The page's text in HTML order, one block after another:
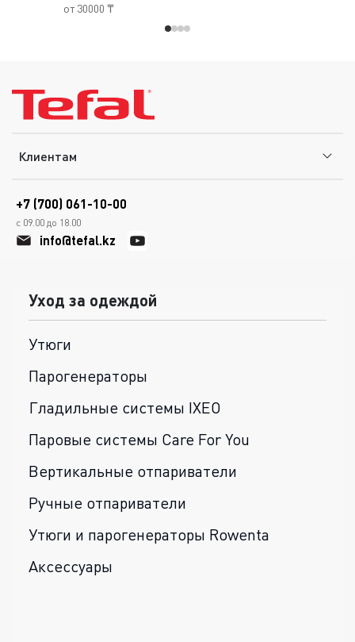
от 30000 ₸
Клиентам
+7 (700) 061-10-00
с 09.00 до 18.00
info@tefal.kz
Уход за одеждой
Утюги
Парогенераторы
Гладильные системы IXEO
Паровые системы Care For You
Вертикальные отпариватели
Ручные отпариватели
Утюги и парогенераторы Rowenta
Аксессуары